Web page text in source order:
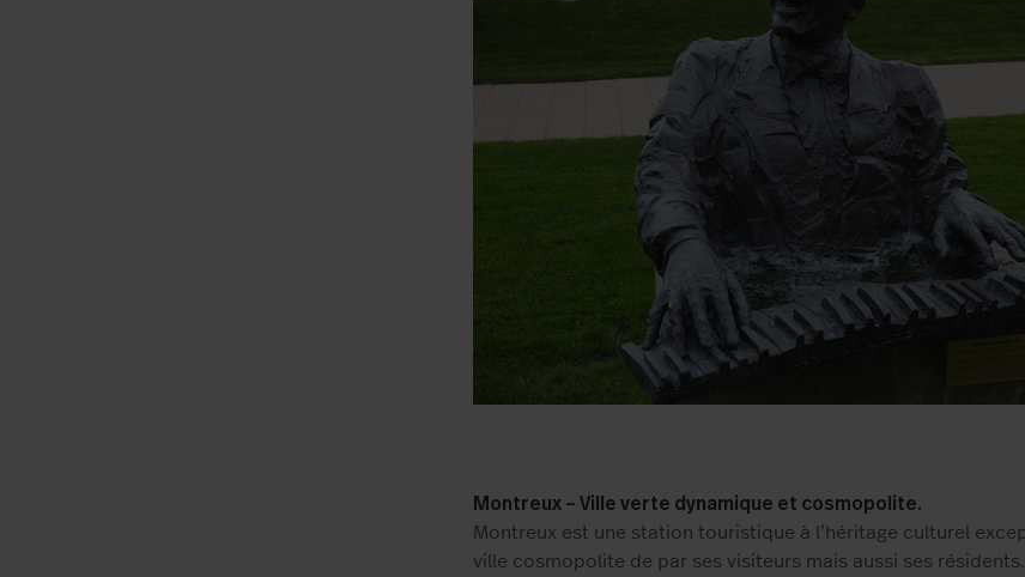
Montreux – Ville verte dynamique et cosmopolite.
Montreux est une station touristique à l’héritage culturel
ville cosmopolite de par ses visiteurs mais aussi ses